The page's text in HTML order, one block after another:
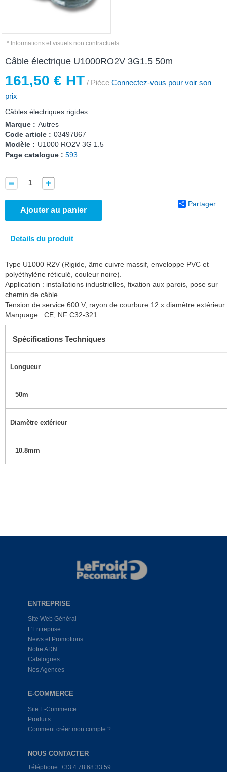
* Informations et visuels non contractuels
Câble électrique U1000RO2V 3G1.5 50m
161,50 € HT / Pièce Connectez-vous pour voir son
prix
Câbles électriques rigides
Marque : Autres
Code article : 03497867
Modèle : U1000 RO2V 3G 1.5
Page catalogue : 593
Ajouter au panier
Partager
Details du produit
Type U1000 R2V (Rigide, âme cuivre massif, enveloppe PVC et
polyéthylène réticulé, couleur noire).
Application : installations industrielles, fixation aux parois, pose sur
chemin de câble.
Tension de service 600 V, rayon de courbure 12 x diamètre extérieur.
Marquage : CE, NF C32-321.
Spécifications Techniques
Longueur
50m
Diamètre extérieur
10.8mm
ENTREPRISE
Site Web Général
L'Entreprise
News et Promotions
Notre ADN
Catalogues
Nos Agences
E-COMMERCE
Site E-Commerce
Produits
Comment créer mon compte ?
NOUS CONTACTER
Téléphone: +33 4 78 68 33 59